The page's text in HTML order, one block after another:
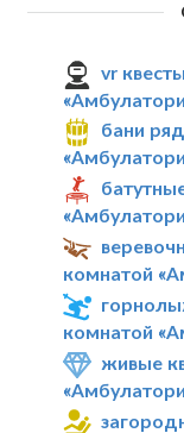
vr
бани
комнатой
комнатой
живые